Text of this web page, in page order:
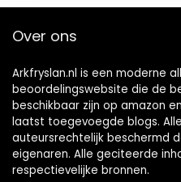
Over ons
Arkfryslan.nl is een moderne
beoordelingswebsite die de
beschikbaar zijn op amazon
laatst toegevoegde blogs.
auteursrechtelijk beschermd
eigenaren. Alle geciteerde
respectievelijke bronnen.